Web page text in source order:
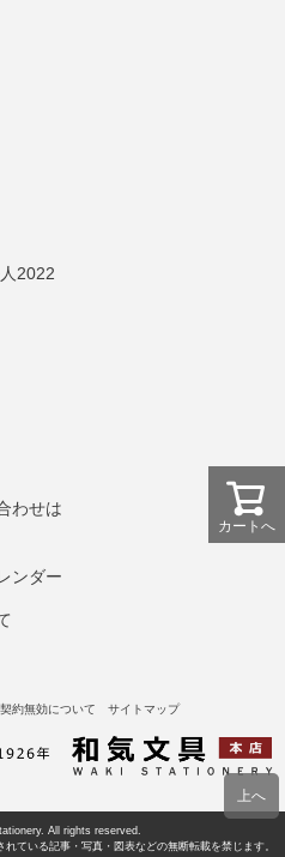
カートへ
2022
わせは
ンダー
約無効について サイトマップ
All rights reserved.
ている記事・写真・図表などの無断転載を禁じます。